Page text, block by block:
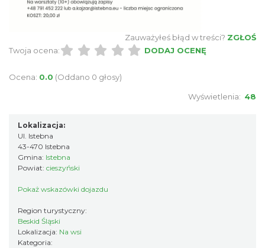
1.11 km
Puchar Złotego Gronia
Zauważyłeś błąd w treści? ZGŁOŚ
Twoja ocena:
DODAJ OCENĘ
Ocena: 0.0 (Oddano 0 głosy)
Wyświetlenia: 48
Lokalizacja:
Ul. Istebna
43-470 Istebna
Gmina: Istebna
Powiat: cieszyński
Pokaż wskazówki dojazdu
Region turystyczny:
Beskid Śląski
Lokalizacja: Na wsi
Kategoria: